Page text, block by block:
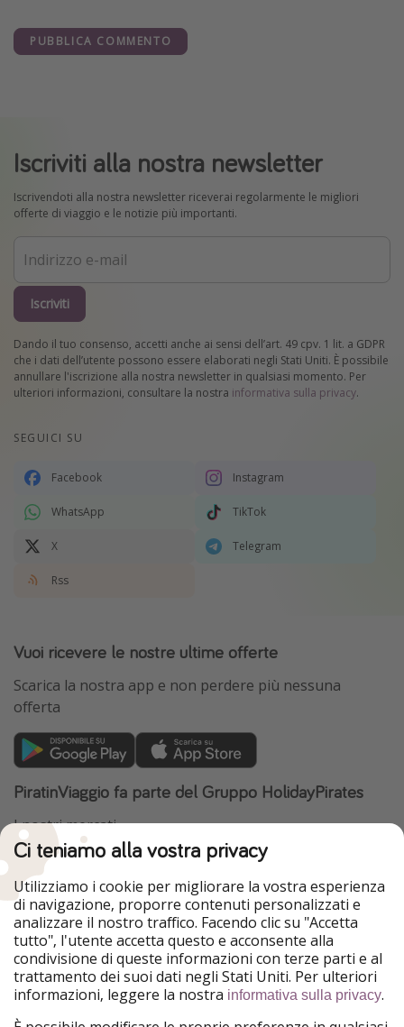
PUBBLICA COMMENTO
Iscriviti alla nostra newsletter
Iscrivendoti alla nostra newsletter riceverai regolarmente le migliori
offerte di viaggio e le notizie più importanti.
Iscriviti
Dando il tuo consenso, accetti anche ai sensi dell’art. 49 cpv. 1 lit. a GDPR
che i dati dell’utente possono essere elaborati negli Stati Uniti. È possibile
annullare l'iscrizione alla nostra newsletter in qualsiasi momento. Per
ulteriori informazioni, consultare la nostra informativa sulla privacy.
SEGUICI SU
Facebook Instagram
WhatsApp TikTok
X Telegram
Rss
Vuoi ricevere le nostre ultime offerte
Scarica la nostra app e non perdere più nessuna
offerta
PiratinViaggio fa parte del Gruppo HolidayPirates
I nostri mercati
HolidayPirates
VakantiePiraten
WakacyjniPiraci
Ferienpiraten
Urlaubspiraten
Urlaubspiraten
ViajerosPiratas
TravelPirates
Il nostro gruppo
HolidayPirates Group
Conoscici meglio Informazioni legali
Ci teniamo alla vostra privacy
Utilizziamo i cookie per migliorare la vostra esperienza
di navigazione, proporre contenuti personalizzati e
analizzare il nostro traffico. Facendo clic su "Accetta
tutto", l'utente accetta questo e acconsente alla
condivisione di queste informazioni con terze parti e al
trattamento dei suoi dati negli Stati Uniti. Per ulteriori
informazioni, leggere la nostra informativa sulla privacy.